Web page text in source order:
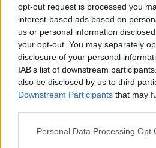
opt-out request is processed you
interest-based ads based on
us or personal information
your opt-out. You may separately
disclosure of your personal
IAB’s list of downstream
also be disclosed by us to third
Downstream Participants that may
Personal Data Processing Opt
μάθετε πρώτοιόλες τις
TAGS: ΚΙΝΗΜΑΤΟΓΡΑΦΙΚΗ
ΠΡΟΒΟΛΗ ΤΑΙΝΙΑΣ
ΓΥΘΕΙΟ
ΔΗΜΟΣ ΑΝΑΤΟΛΙΚΗΣ ΜΑΝΗΣ